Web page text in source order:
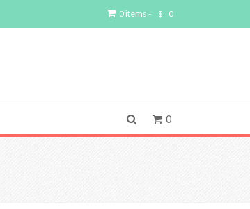
0 items - $ 0
0